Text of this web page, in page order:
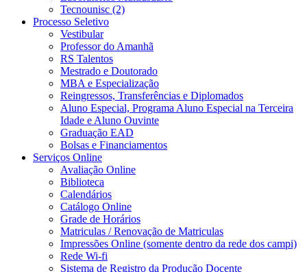
Tecnounisc (2)
Processo Seletivo
Vestibular
Professor do Amanhã
RS Talentos
Mestrado e Doutorado
MBA e Especialização
Reingressos, Transferências e Diplomados
Aluno Especial, Programa Aluno Especial na Terceira
Idade e Aluno Ouvinte
Graduação EAD
Bolsas e Financiamentos
Serviços Online
Avaliação Online
Biblioteca
Calendários
Catálogo Online
Grade de Horários
Matriculas / Renovação de Matriculas
Impressões Online (somente dentro da rede dos campi)
Rede Wi-fi
Sistema de Registro da Produção Docente